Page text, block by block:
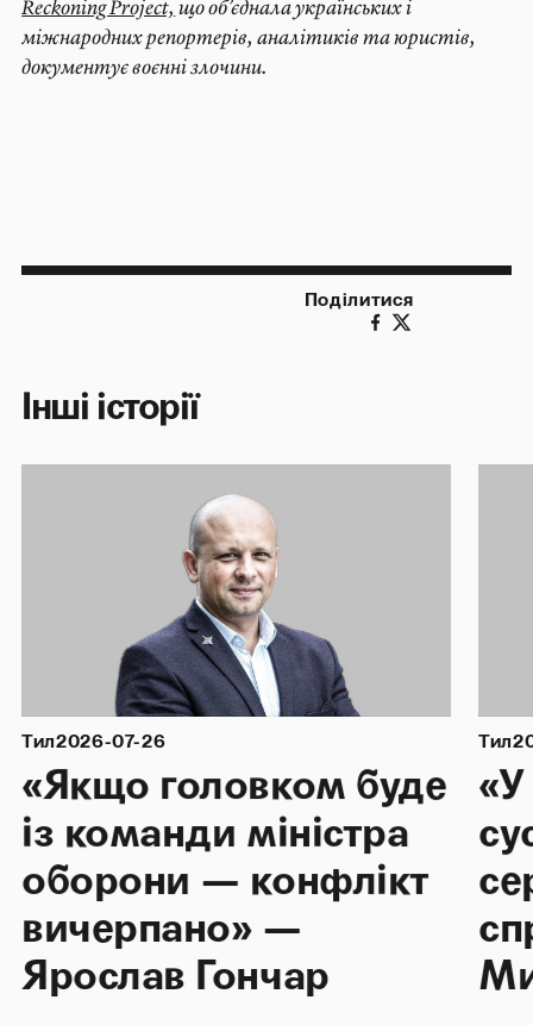
Reckoning Project, що об’єднала українських і
міжнародних репортерів, аналітиків та юристів,
документує воєнні злочини.
Поділитися
Інші історії
Тил2026-07-26
«Якщо головком буде
із команди міністра
оборони — конфлікт
вичерпано» —
Ярослав Гончар
Тил